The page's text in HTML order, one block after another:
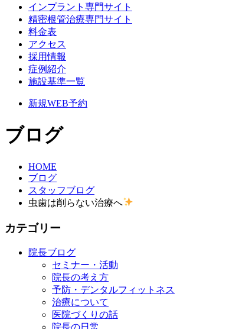
インプラント専門サイト
精密根管治療専門サイト
料金表
アクセス
採用情報
症例紹介
施設基準一覧
新規WEB予約
ブログ
HOME
ブログ
スタッフブログ
虫歯は削らない治療へ
カテゴリー
院長ブログ
セミナー・活動
院長の考え方
予防・デンタルフィットネス
治療について
医院づくりの話